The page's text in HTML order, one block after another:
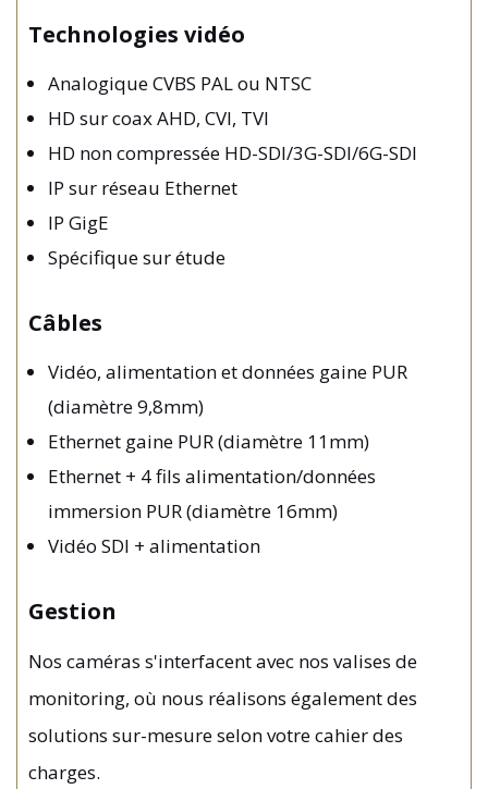
Technologies vidéo
Analogique CVBS PAL ou NTSC
HD sur coax AHD, CVI, TVI
HD non compressée HD-SDI/3G-SDI/6G-SDI
IP sur réseau Ethernet
IP GigE
Spécifique sur étude
Câbles
Vidéo, alimentation et données gaine PUR
(diamètre 9,8mm)
Ethernet gaine PUR (diamètre 11mm)
Ethernet + 4 fils alimentation/données
immersion PUR (diamètre 16mm)
Vidéo SDI + alimentation
Gestion
Nos caméras s'interfacent avec nos valises de
monitoring, où nous réalisons également des
solutions sur-mesure selon votre cahier des
charges.